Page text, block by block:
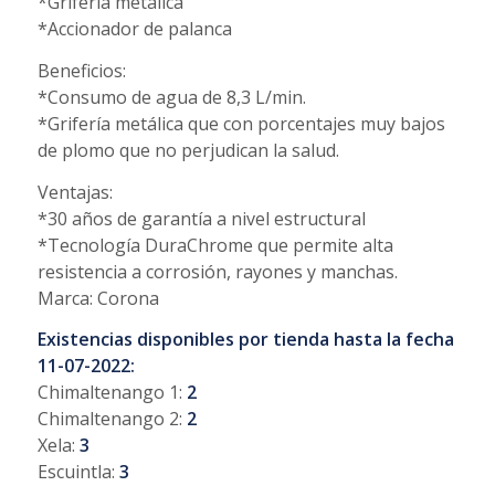
*Accionador de palanca
Beneficios:
*Consumo de agua de 8,3 L/min.
*Grifería metálica que con porcentajes muy bajos
de plomo que no perjudican la salud.
Ventajas:
*30 años de garantía a nivel estructural
*Tecnología DuraChrome que permite alta
resistencia a corrosión, rayones y manchas.
Marca: Corona
Existencias disponibles por tienda hasta la fecha
11-07-2022:
Chimaltenango 1: 2
Chimaltenango 2: 2
Xela: 3
Escuintla: 3